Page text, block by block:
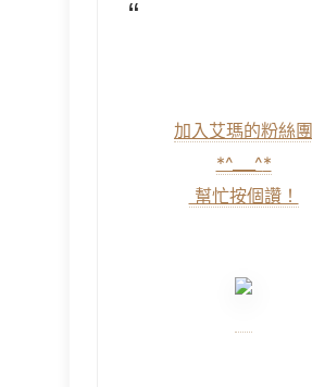
加入艾瑪的粉絲團
*^___^*
幫忙按個讚！